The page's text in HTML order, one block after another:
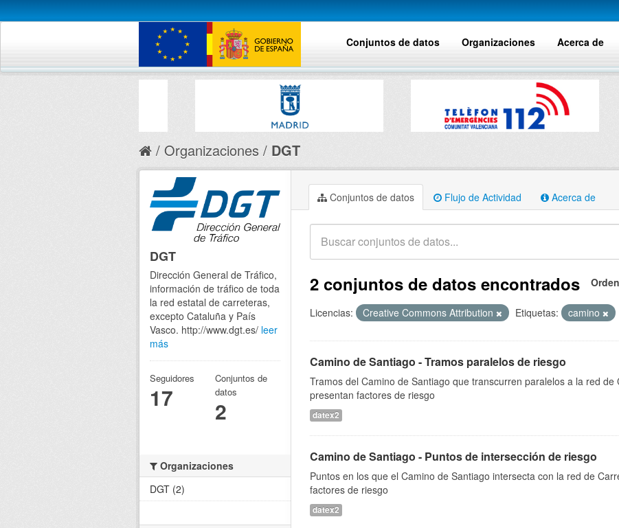
Conjuntos de datos Organizaciones Acerca de
Organizaciones DGT
Conjuntos de datos Flujo de Actividad Acerca de
2 conjuntos de datos encontrados
Licencias: Creative Commons Attribution Etiquetas: camino
Camino de Santiago - Tramos paralelos de riesgo
Tramos del Camino de Santiago que transcurren paralelos a la red
presentan factores de riesgo
datex2
Camino de Santiago - Puntos de intersección de riesgo
Puntos en los que el Camino de Santiago intersecta con la red de
factores de riesgo
datex2
DGT
Dirección General de Tráfico,
información de tráfico de toda
la red estatal de carreteras,
excepto Cataluña y País
Vasco. http://www.dgt.es/ leer
más
Seguidores
17
Conjuntos de
datos
2
Organizaciones
DGT (2)